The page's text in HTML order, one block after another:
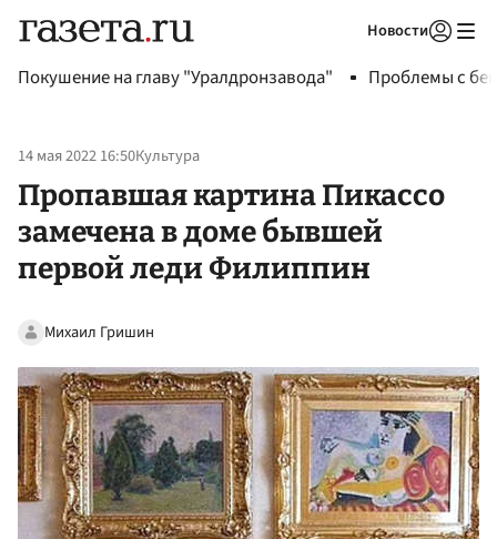
Новости
Покушение на главу "Уралдронзавода" Проблемы с
14 мая 2022 16:50Культура
Пропавшая картина Пикассо
замечена в доме бывшей
первой леди Филиппин
Михаил Гришин